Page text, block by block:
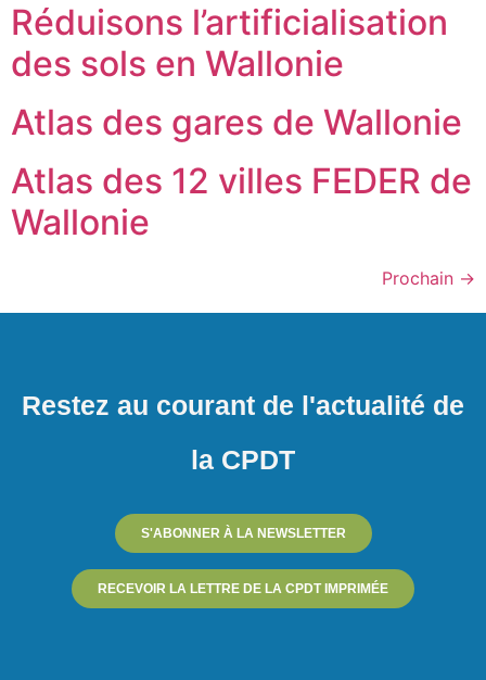
Réduisons l’artificialisation
des sols en Wallonie
Atlas des gares de Wallonie
Atlas des 12 villes FEDER de
Wallonie
Prochain →
Restez au courant de l'actualité de
la CPDT
S'ABONNER À LA NEWSLETTER
RECEVOIR LA LETTRE DE LA CPDT IMPRIMÉE